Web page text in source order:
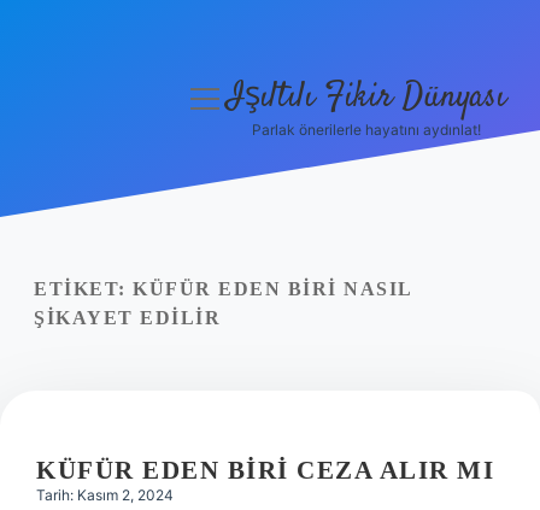
Yasal Uyarı
menüyüIşıltılı Fikir Dünyası
Parlak önerilerle hayatını aydınlat!
ETIKET: KÜFÜR EDEN BIRI NASIL
ŞIKAYET EDILIR
KÜFÜR EDEN BIRI CEZA ALIR MI
Tarih: Kasım 2, 2024